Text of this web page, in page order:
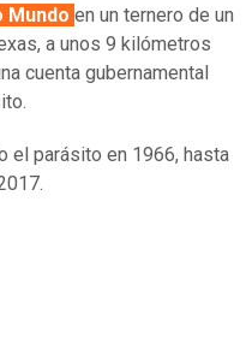
Mundo en un ternero de un
a unos 9 kilómetros
cuenta gubernamental
el parásito en 1966, hasta